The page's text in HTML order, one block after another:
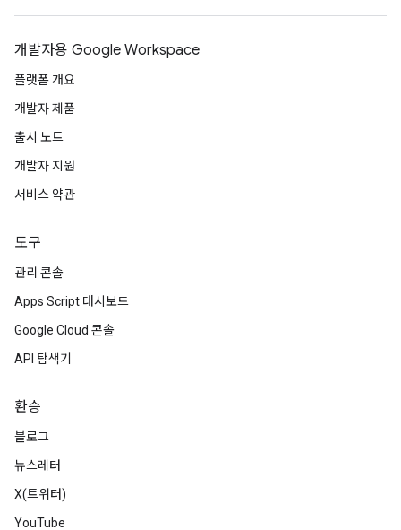
개발자용 Google Workspace
플랫폼 개요
개발자 제품
출시 노트
개발자 지원
서비스 약관
도구
관리 콘솔
Apps Script 대시보드
Google Cloud 콘솔
API 탐색기
환승
블로그
뉴스레터
X(트위터)
YouTube